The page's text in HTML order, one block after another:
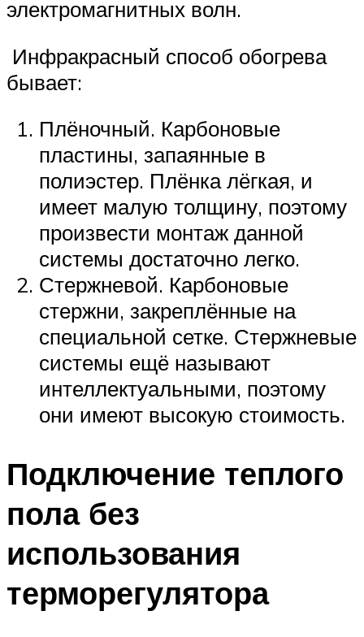
электромагнитных волн.
Инфракрасный способ обогрева
бывает:
Плёночный. Карбоновые
пластины, запаянные в
полиэстер. Плёнка лёгкая, и
имеет малую толщину, поэтому
произвести монтаж данной
системы достаточно легко.
Стержневой. Карбоновые
стержни, закреплённые на
специальной сетке. Стержневые
системы ещё называют
интеллектуальными, поэтому
они имеют высокую стоимость.
Подключение теплого
пола без
использования
терморегулятора